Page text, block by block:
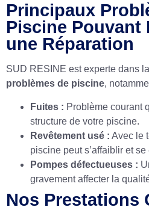
Principaux
Piscine Pouvant
une Réparation
SUD RESINE est experte dans
problèmes de piscine,
Fuites : Problème courant
structure de votre piscine.
Revêtement usé : Avec le
piscine peut s’affaiblir et se
Pompes défectueuses :
gravement affecter la
Nos Prestations